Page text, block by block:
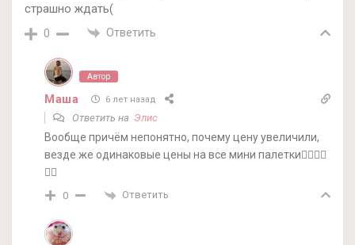
страшно ждать(
0 Ответить
Автор
Маша 6 лет назад
Ответить на Элис
Вообще причём непонятно, почему цену увеличили,
везде же одинаковые цены на все мини палетки🤷‍♀️🤷‍♀️
🤷‍♀️
0 Ответить